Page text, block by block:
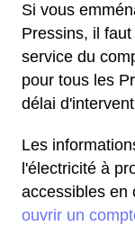
Si vous
Pressins, il
service du
pour tous les
délai
Les
l'électricité à
accessibles en
ouvrir un